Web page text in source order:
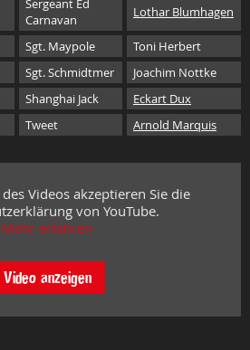
Sergeant Ed
Carnavan
Lothar Blumhagen
Sgt. Maypole
Toni Herbert
Sgt. Schmidtmer
Joachim Nottke
Shanghai Jack
Eckart Dux
Tweet Arnold Marquis
Videos akzeptieren Sie die
von YouTube.
Mehr erfahren
Video anzeigen